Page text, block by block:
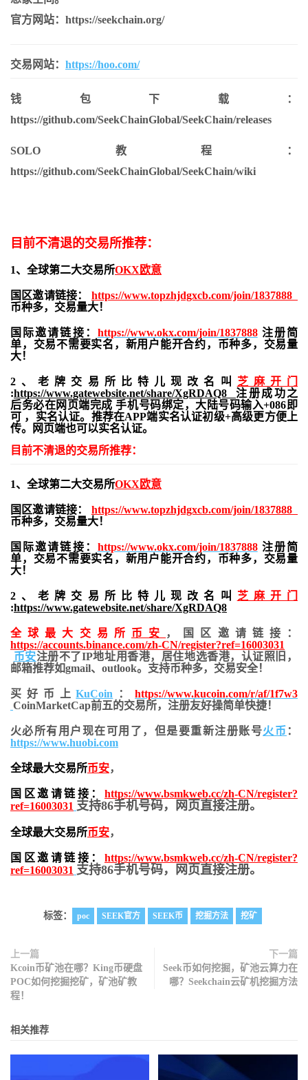
官方网站：https://seekchain.org/
交易网站： https://hoo.com/
钱包下载：
https://github.com/SeekChainGlobal/SeekChain/releases
SOLO教程：
https://github.com/SeekChainGlobal/SeekChain/wiki
目前不清退的交易所推荐：
1、全球第二大交易所OKX欧意
国区邀请链接： https://www.topzhjdgxcb.com/join/1837888
币种多，交易量大！
国际邀请链接： https://www.okx.com/join/1837888注册简
单，交易不需要实名，新用户能开合约， 币种多，交易量
大！
2、老牌交易所比特儿现改名叫 芝麻开门
:https://www.gatewebsite.net/share/XgRDAQ8 注册成功之
后务必在网页端完成 手机号码绑定，大陆号码输入+086即
可 ，实名认证。推荐在APP端实名认证初级+高级更方便上
传。网页端也可以实名认证。
目前不清退的交易所推荐：
1、全球第二大交易所OKX欧意
国区邀请链接： https://www.topzhjdgxcb.com/join/1837888
币种多，交易量大！
国际邀请链接： https://www.okx.com/join/1837888注册简
单，交易不需要实名，新用户能开合约， 币种多，交易量
大！
2、老牌交易所比特儿现改名叫 芝麻开门
:https://www.gatewebsite.net/share/XgRDAQ8
全球最大交易所 币安
，国区邀请链接：
https://accounts.binance.com/zh-CN/register?ref=16003031
币安注册不了IP地址用香港，居住地选香港，认证照旧，
邮箱推荐如gmail、outlook。支持币种多，交易安全！
买好币上KuCoin ：https://www.kucoin.com/r/af/1f7w3
CoinMarketCap前五的交易所，注册友好操简单快捷！
火必所有用户现在可用了，但是要重新注册账号火币 ：
https://www.huobi.com
全球最大交易所币安，
国区邀请链接： https://www.bsmkweb.cc/zh-CN/register?
ref=16003031 支持86手机号码，网页直接注册。
全球最大交易所币安，
国区邀请链接： https://www.bsmkweb.cc/zh-CN/register?
ref=16003031 支持86手机号码，网页直接注册。
标签： poc SEEK官方 SEEK币 挖掘方法 挖矿
上一篇
Kcoin币矿池在哪？King币硬盘
POC如何挖掘挖矿，矿池矿教
程！
下一篇
Seek币如何挖掘，矿池云算力在
哪？Seekchain云矿机挖掘方法
相关推荐